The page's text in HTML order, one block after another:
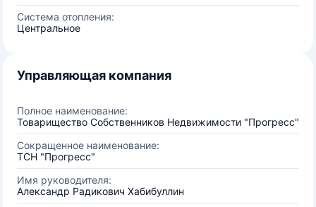
Система отопления:
Центральное
Управляющая компания
Полное наименование:
Товарищество Собственников Недвижимости "Прогресс"
Сокращенное наименование:
ТСН "Прогресс"
Имя руководителя:
Александр Радикович Хабибуллин